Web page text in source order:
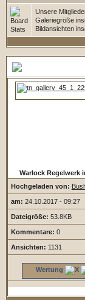
Unsere
Galeriegröße
Bildansichten
Warlock Regelwerk
Hochgeladen von:
am: 24.10.2017 - 09:27
Dateigröße: 53.8KB
Kommentare: 0
Ansichten: 1131
Wertung